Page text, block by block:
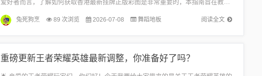
爱好者而言，了解如何获取香港最新挂牌正版彩图是非常重要的，本指南旨在教读
者如何完成这一任务，无论您是初学者还是进阶用户，都能从中受益。准备工作1...
阅读全文
兔死狗烹 89 次浏览 2026-07-08 舞蹈地板
重磅更新王者荣耀英雄最新调整，你准备好了吗？